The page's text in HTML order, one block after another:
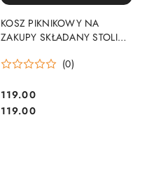
KOSZ PIKNIKOWY NA
ZAKUPY SKŁADANY STOLIK
16L
(0)
Cena:
119.00
Cena:
119.00